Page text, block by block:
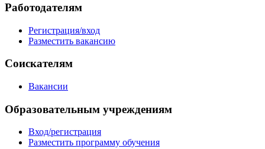
Работодателям
Регистрация/вход
Разместить вакансию
Соискателям
Вакансии
Образовательным учреждениям
Вход/регистрация
Разместить программу обучения